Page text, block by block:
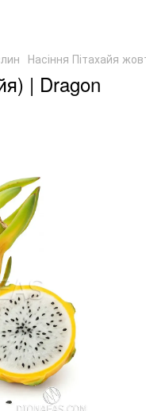
Насіння Пітахайя
| Dragon